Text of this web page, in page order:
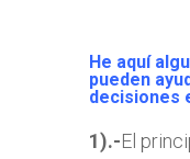
He aquí
pueden
decisiones
1).-El